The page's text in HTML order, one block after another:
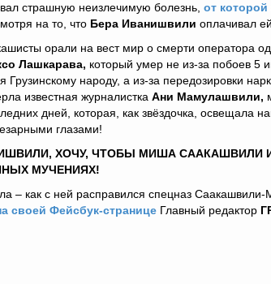
страшную неизлечимую болезнь, от которой
на то, что Бера Иванишвили оплачивал
орали на вест мир о смерти оператора
Лашкарава, который умер не из-за побоев 5
Грузинскому народу, а из-за передозировки
известная журналистка Ани Мамулашвили,
дней, которая, как звёздочка, освещала
глазами!
ХОЧУ, ЧТОБЫ МИША СААКАШВИЛИ
МУЧЕНИЯХ!
– как с ней расправился спецназ
своей Фейсбук-странице Главный редактор